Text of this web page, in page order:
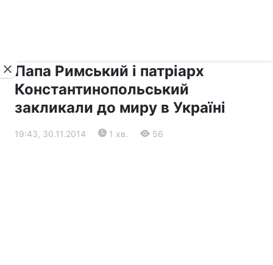
Папа Римський і патріарх
Константинопольський
закликали до миру в Україні
19:43, 30.11.2014 1 хв. 56